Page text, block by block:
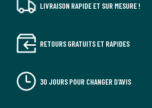
LIVRAISON RAPIDE ET SUR MESURE !
RETOURS GRATUITS ET RAPIDES
30 JOURS POUR CHANGER D'AVIS